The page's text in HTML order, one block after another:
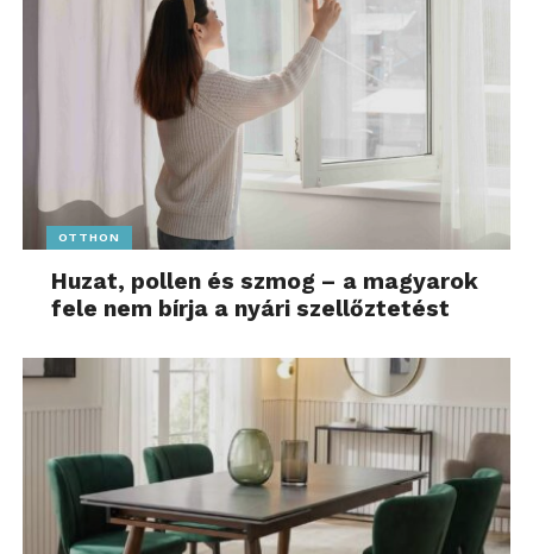
OTTHON
Huzat, pollen és szmog – a magyarok
fele nem bírja a nyári szellőztetést